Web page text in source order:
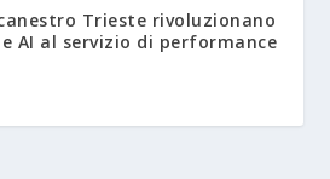
Trieste rivoluzionano
AI al servizio di performance